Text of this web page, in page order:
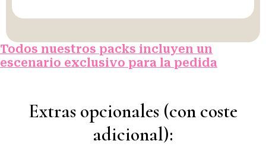
Todos nuestros packs incluyen un
escenario exclusivo para la pedida
Extras opcionales (con coste
adicional):